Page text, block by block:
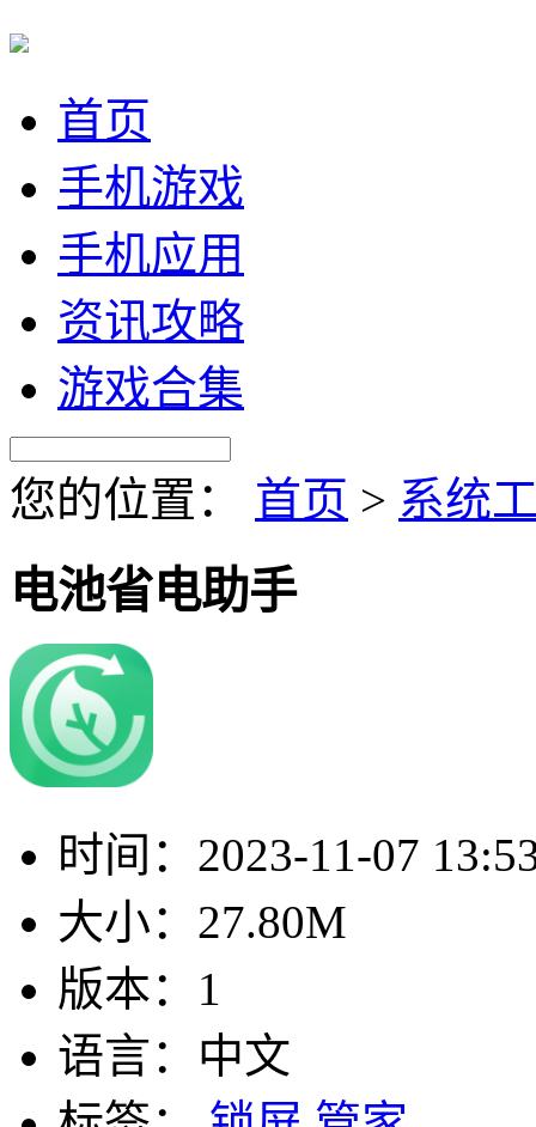
首页
手机游戏
手机应用
资讯攻略
游戏合集
您的位置： 首页 > 系统
电池省电助手
时间： 2023-11-07
大小： 27.80M
版本： 1
语言： 中文